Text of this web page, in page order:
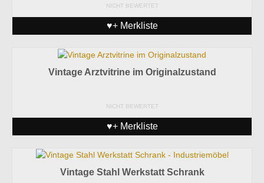
NICHT BEWERTET
♥+ Merkliste
Vintage Arztvitrine im Originalzustand
NICHT BEWERTET
♥+ Merkliste
Vintage Stahl Werkstatt Schrank